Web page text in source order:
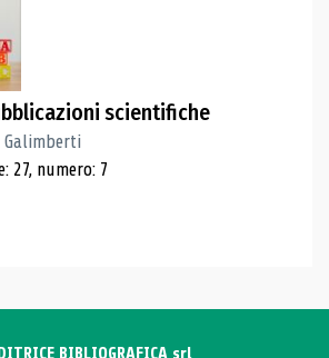
scientifiche
Galimberti
27, numero: 7
BIBLIOGRAFICA srl